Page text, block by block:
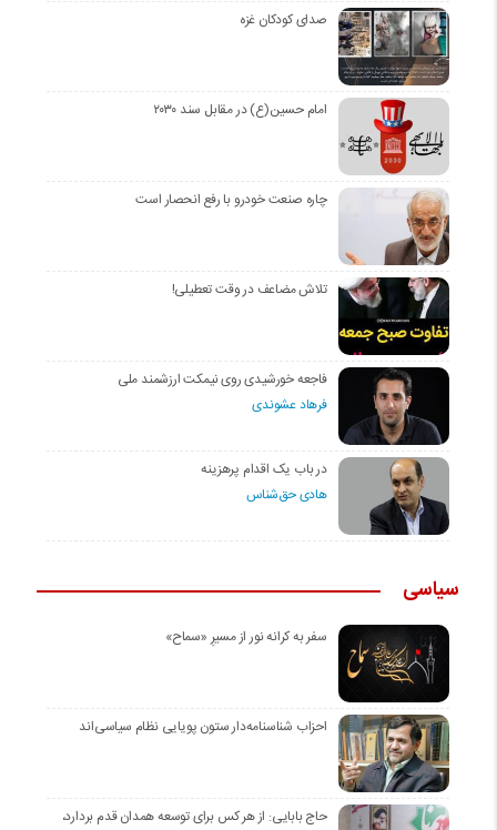
صدای کودکان غزه
امام حسین(ع) در مقابل سند ۲۰۳۰
چاره صنعت خودرو با رفع انحصار است
تلاش مضاعف در وقت تعطیلی!
فاجعه خورشیدی روی نیمکت ارزشمند ملی
فرهاد عشوندی
در باب یک اقدام پرهزینه
هادی حق‌شناس
سیاسی
سفر به کرانه‌ نور از مسیرِ «سماح»
احزاب شناسنامه‌دار ستون پویایی نظام سیاسی‌اند
حاج بابایی: از هر کس برای توسعه همدان قدم بردارد،